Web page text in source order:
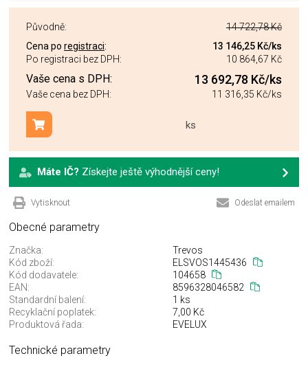
Původně:
14 722,78 Kč
Cena po registraci: 13 146,25 Kč/ks
Po registraci bez DPH:
10 864,67 Kč
Vaše cena s DPH: 13 692,78 Kč/ks
Vaše cena bez DPH: 11 316,35 Kč/ks
ks
Přidat do košíku
Máte IČ? Získejte ještě výhodnější ceny!
Vytisknout Odeslat emailem
Obecné parametry
Značka:
Trevos
Kód zboží:
ELSVOS1445436
Kód dodavatele:
104658
EAN:
8596328046582
Standardní balení:
1 ks
Recyklační poplatek:
7,00 Kč
Produktová řada:
EVELUX
Technické parametry